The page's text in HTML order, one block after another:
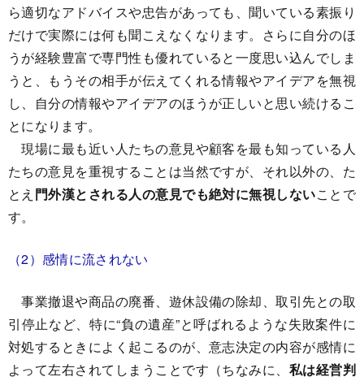
ら適切なアドバイスや忠告があっても、聞いている素振り
だけで実際には何も聞こえなくなります。さらに自分のほ
うが経験豊富で専門性も優れていると一度思い込んでしま
うと、もうその相手が伝えてくれる情報やアイデアを無視
し、自分の情報やアイデアのほうが正しいと思い続けるこ
とになります。
現場に最も近い人たちの意見や顧客を最も知っている人
たちの意見を重視することは当然ですが、それ以外の、た
とえ 門外漢とされる人の意見でも絶対に無視しないことで
す。
（2）感情に流されない
事業撤退や商品の廃番、遊休設備の除却、取引先との取
引停止など、特に“負の遺産”と呼ばれるような失敗案件に
対処するときによく起こるのが、意志決定の内容が感情に
よって左右されてしまうことです（ちなみに、 私は経営判